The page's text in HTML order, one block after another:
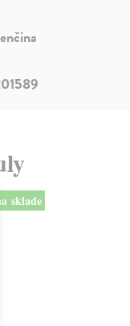
sklade